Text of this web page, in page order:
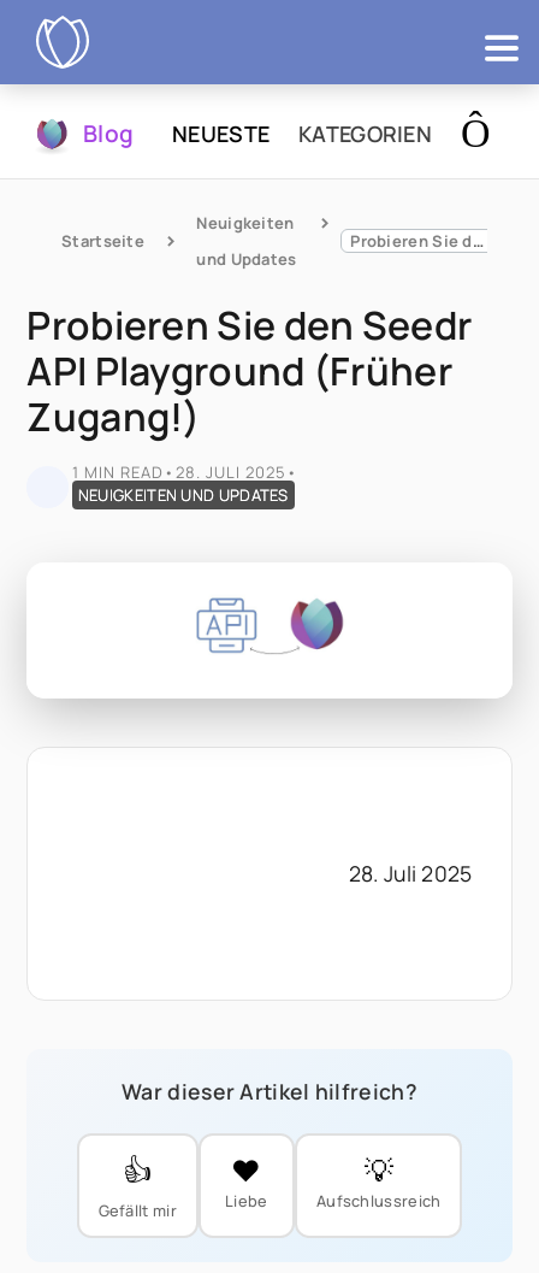
Testen
Blog NEUESTE KATEGORIEN
Startseite
Neuigkeiten
und Updates
Probieren Sie den Seedr API Playground (Früher Zugang!)
Probieren Sie den Seedr
API Playground (Früher
Zugang!)
1 MIN READ • 28. JULI 2025 •
NEUIGKEITEN UND UPDATES
28. Juli 2025
War dieser Artikel hilfreich?
👍
Gefällt mir
❤️
Liebe
💡
Aufschlussreich